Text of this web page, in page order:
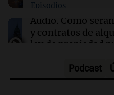
Clima en Tucumán:
este viernes 7 de
Episodios
Audio. Cómo
y contratos de
ley de propiedad
Audio.Se
Podcast